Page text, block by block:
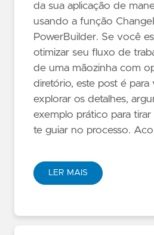
da sua aplicação de
usando a função
PowerBuilder. Se você
otimizar seu fluxo de
de uma mãozinha com
diretório, este post é para
explorar os detalhes,
exemplo prático para
te guiar no processo.
LER MAIS